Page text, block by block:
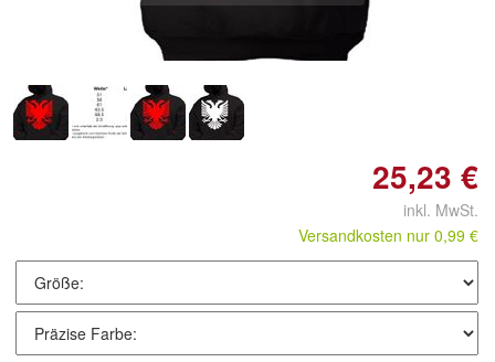
25,23 €
inkl. MwSt.
Versandkosten nur 0,99 €